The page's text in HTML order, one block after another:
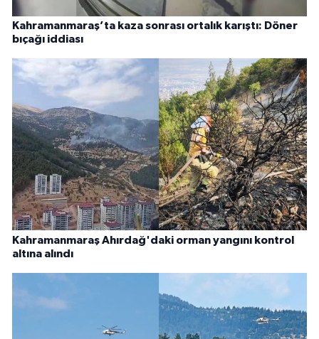
Kahramanmaraş’ta kaza sonrası ortalık karıştı: Döner
bıçağı iddiası
Kahramanmaraş Ahırdağ'daki orman yangını kontrol
altına alındı